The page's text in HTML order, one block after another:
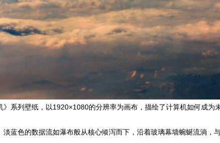
系列壁纸，以1920×1080的分辨率为画布，描绘了计算机如何成为
蓝色的数据流如瀑布般从核心倾泻而下，沿着玻璃幕墙蜿蜒流淌，